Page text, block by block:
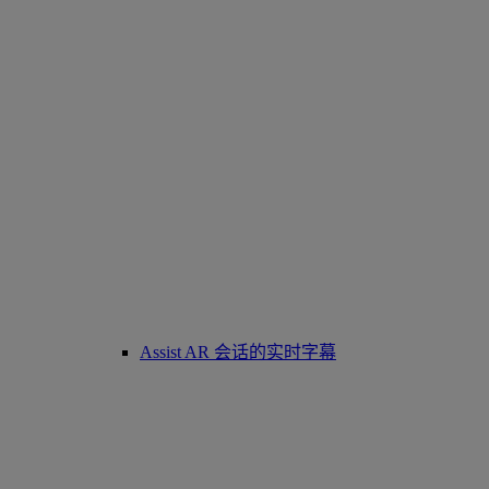
Assist AR 会话的实时字幕